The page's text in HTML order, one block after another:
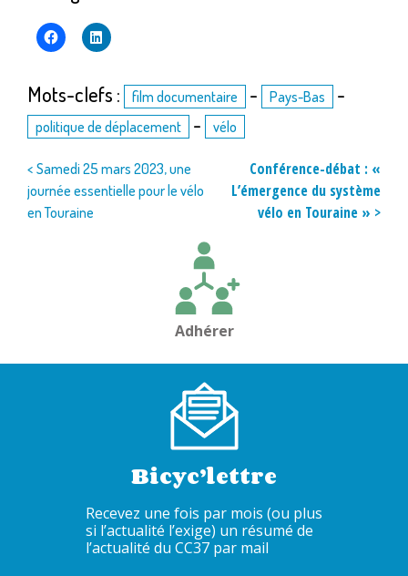
Mots-clefs : film documentaire - Pays-Bas -
politique de déplacement - vélo
Navigation
de
< Samedi 25 mars 2023, une
journée essentielle pour le vélo
en Touraine
Conférence-débat : «
L’émergence du système
vélo en Touraine » >
Adhérer
Bicyc’lettre
Recevez une fois par mois (ou plus
si l’actualité l’exige) un résumé de
l’actualité du CC37 par mail